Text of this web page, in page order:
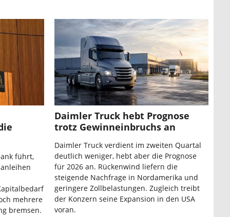
führt,
mehrere
bremsen.
Daimler Truck hebt Prognose
trotz Gewinneinbruchs an
Daimler Truck verdient im zweiten Quartal
deutlich weniger, hebt aber die Prognose
für 2026 an. Rückenwind liefern die
steigende Nachfrage in Nordamerika und
geringere Zollbelastungen. Zugleich treibt
der Konzern seine Expansion in den USA
voran.